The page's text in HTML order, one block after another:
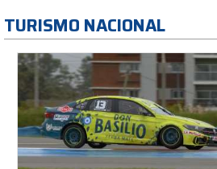
TURISMO NACIONAL